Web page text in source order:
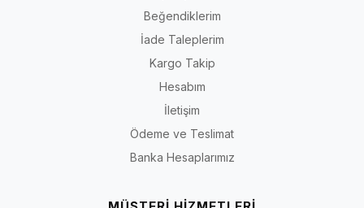
Beğendiklerim
İade Taleplerim
Kargo Takip
Hesabım
İletişim
Ödeme ve Teslimat
Banka Hesaplarımız